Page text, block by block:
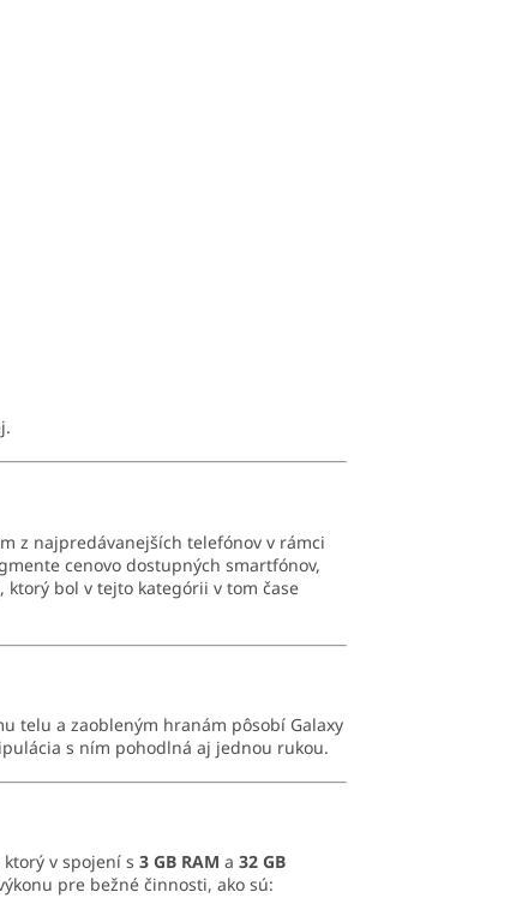
z najpredávanejších telefónov v rámci
cenovo dostupných smartfónov,
, ktorý bol v tejto kategórii v tom čase
telu a zaobleným hranám pôsobí Galaxy
s ním pohodlná aj jednou rukou.
ktorý v spojení s 3 GB RAM a 32 GB
pre bežné činnosti, ako sú: